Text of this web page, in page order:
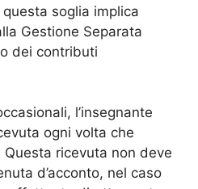
soglia implica
Gestione Separata
dei contributi
l’insegnante
ogni volta che
ricevuta non deve
d’acconto, nel caso